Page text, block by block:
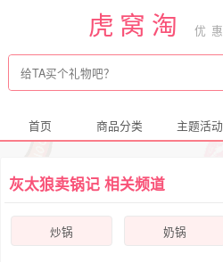
虎窝淘
首页 商品分类 主题活动
灰太狼卖锅记 相关频道
炒锅 奶锅